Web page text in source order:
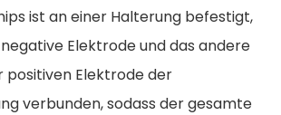
ist an einer Halterung befestigt,
Elektrode und das andere
positiven Elektrode der
verbunden, sodass der gesamte